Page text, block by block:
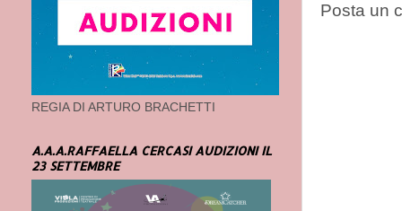
Posta un
REGIA DI ARTURO BRACHETTI
A.A.A.RAFFAELLA CERCASI AUDIZIONI IL
23 SETTEMBRE